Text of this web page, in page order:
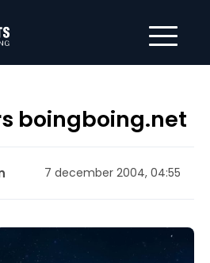
boingboing.net
7 december 2004, 04:55